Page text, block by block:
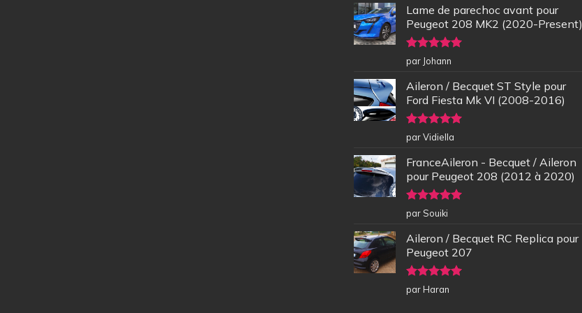
Lame de parechoc avant pour
Peugeot 208 MK2 (2020-Present)
Note5sur
5
par Johann
Aileron / Becquet ST Style pour
Ford Fiesta Mk VI (2008-2016)
Note5sur
5
par Vidiella
FranceAileron - Becquet / Aileron
pour Peugeot 208 (2012 à 2020)
Note5sur
5
par Souiki
Aileron / Becquet RC Replica pour
Peugeot 207
Note5sur
5
par Haran